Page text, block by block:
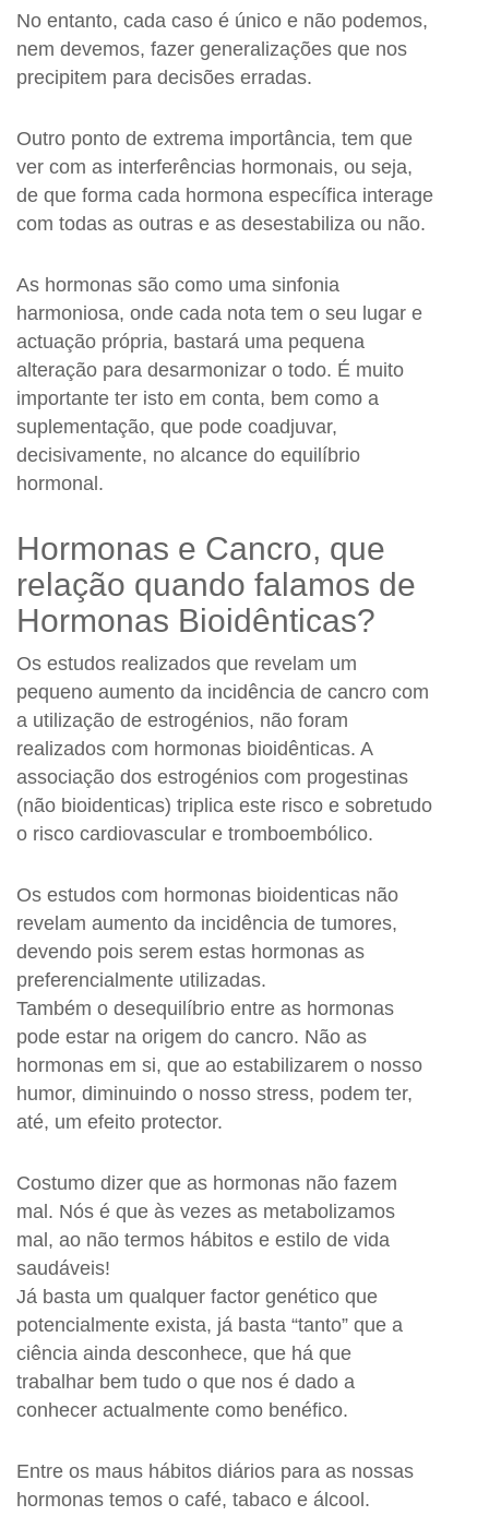
No entanto, cada caso é único e não podemos,
nem devemos, fazer generalizações que nos
precipitem para decisões erradas.
Outro ponto de extrema importância, tem que
ver com as interferências hormonais, ou seja,
de que forma cada hormona específica interage
com todas as outras e as desestabiliza ou não.
As hormonas são como uma sinfonia
harmoniosa, onde cada nota tem o seu lugar e
actuação própria, bastará uma pequena
alteração para desarmonizar o todo. É muito
importante ter isto em conta, bem como a
suplementação, que pode coadjuvar,
decisivamente, no alcance do equilíbrio
hormonal.
Hormonas e Cancro, que
relação quando falamos de
Hormonas Bioidênticas?
Os estudos realizados que revelam um
pequeno aumento da incidência de cancro com
a utilização de estrogénios, não foram
realizados com hormonas bioidênticas. A
associação dos estrogénios com progestinas
(não bioidenticas) triplica este risco e sobretudo
o risco cardiovascular e tromboembólico.
Os estudos com hormonas bioidenticas não
revelam aumento da incidência de tumores,
devendo pois serem estas hormonas as
preferencialmente utilizadas.
Também o desequilíbrio entre as hormonas
pode estar na origem do cancro. Não as
hormonas em si, que ao estabilizarem o nosso
humor, diminuindo o nosso stress, podem ter,
até, um efeito protector.
Costumo dizer que as hormonas não fazem
mal. Nós é que às vezes as metabolizamos
mal, ao não termos hábitos e estilo de vida
saudáveis!
Já basta um qualquer factor genético que
potencialmente exista, já basta “tanto” que a
ciência ainda desconhece, que há que
trabalhar bem tudo o que nos é dado a
conhecer actualmente como benéfico.
Entre os maus hábitos diários para as nossas
hormonas temos o café, tabaco e álcool.